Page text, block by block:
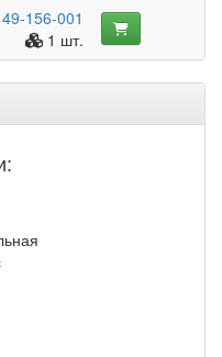
156-001
1 шт.